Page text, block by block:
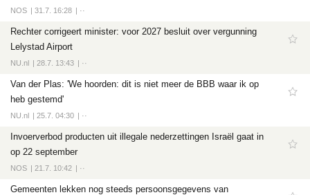
Software
NOS 31.7. 16:28 ··
Rechter corrigeert minister: voor 2027 besluit over vergunning
Lelystad Airport
NU.nl 28.7. 13:43 ··
Van der Plas: 'We hoorden: dit is niet meer de BBB waar ik op
heb gestemd'
NU.nl 25.7. 04:30 ··
Invoerverbod producten uit illegale nederzettingen Israël gaat in
op 22 september
NOS 21.7. 10:42 ··
Gemeenten lekken nog steeds persoonsgegevens van